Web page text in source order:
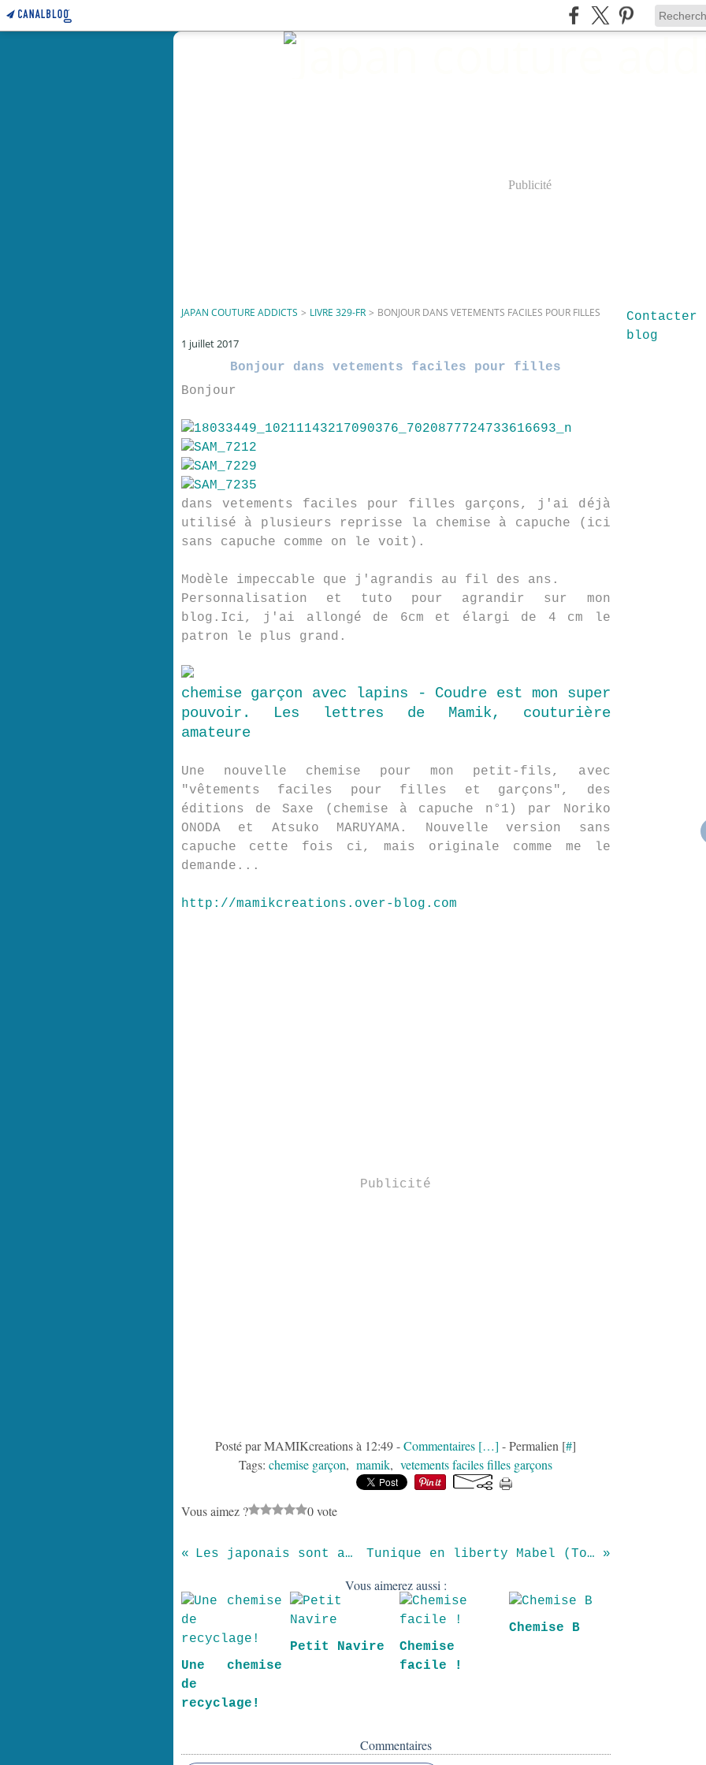
Publicité
JAPAN COUTURE ADDICTS > LIVRE 329-FR > BONJOUR DANS VETEMENTS FACILES POUR FILLES
1 juillet 2017
Bonjour dans vetements faciles pour filles
Bonjour
dans vetements faciles pour filles garçons, j'ai déjà
utilisé à plusieurs reprisse la chemise à capuche (ici
sans capuche comme on le voit).
Modèle impeccable que j'agrandis au fil des ans.
Personnalisation et tuto pour agrandir sur mon
blog.Ici, j'ai allongé de 6cm et élargi de 4 cm le
patron le plus grand.
chemise garçon avec lapins - Coudre est mon super
pouvoir. Les lettres de Mamik, couturière
amateure
Une nouvelle chemise pour mon petit-fils, avec
"vêtements faciles pour filles et garçons", des
éditions de Saxe (chemise à capuche n°1) par Noriko
ONODA et Atsuko MARUYAMA. Nouvelle version sans
capuche cette fois ci, mais originale comme me le
demande...
http://mamikcreations.over-blog.com
Publicité
Posté par MAMIKcreations à 12:49 -Commentaires […] - Permalien [#]
Tags: chemise garçon, mamik, vetements faciles filles garçons
Vous aimez ? 0 vote
Les japonais sont avant-gardistes. La preuve, Tunique en liberty Mabel (Tout coudre à la machine et à la main)
Vous aimerez aussi :
Une chemise
de
recyclage!
Petit Navire
Chemise
facile !
Chemise B
Commentaires
blog